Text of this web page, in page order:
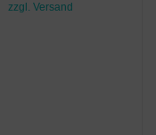
zzgl. Versand